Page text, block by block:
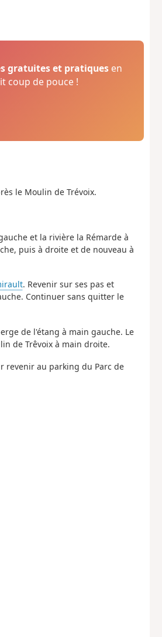
gratuites et pratiques en
coup de pouce !
le Moulin de Trévoix.
et la rivière la Rémarde à
puis à droite et de nouveau à
. Revenir sur ses pas et
Continuer sans quitter le
de l'étang à main gauche. Le
de Trêvoix à main droite.
revenir au parking du Parc de